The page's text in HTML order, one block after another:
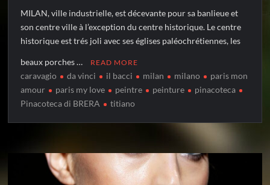
MILAN, ville industrielle, est décevante pour sa banlieue et
son centre ville à l’exception du centre historique. Le centre
historique est trés joli avec ses églises paléochrétiennes, les
beaux porches … READ MORE
caravagio da vinci il bacci milan milano
paris mon
amour
paris my love peintre peinture
pinacoteca
Pinacoteca di BRERA
titiano